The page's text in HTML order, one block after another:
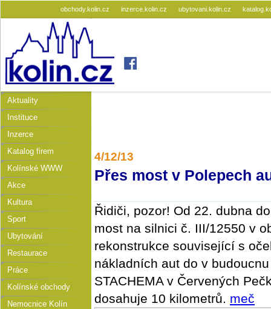
obchody.kolin.cz inzerce.kolin.cz ubytovani.kolin.cz
Aktuality
Instituce
Inzerce
Katalog firem
Kolínské WWW
Akce
Kultura
Sport
Ubytování
Restaurace
Práce
Kolínské obchody
Nemocnice Kolín
4/12/13
Přes most v Polepech
Řidiči, pozor! Od 22. dubna
most na silnici č. III/12550 v
rekonstrukce související s
nákladních aut do v
STACHEMA v Červených
dosahuje 10 kilometrů. meč